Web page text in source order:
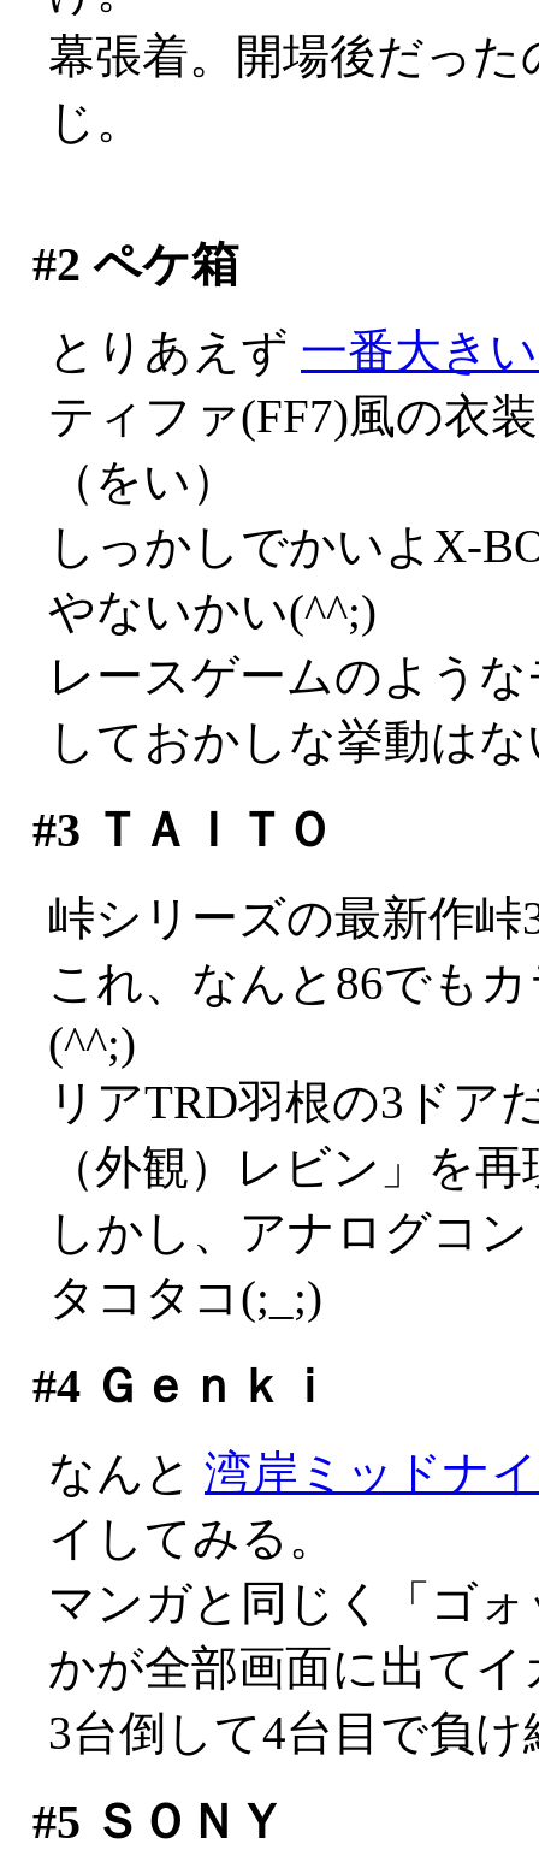
幕張着。開場後だっ
じ。
#2 ペケ箱
とりあえず 一番大き
ティファ(FF7)風の衣
（をい）
しっかしでかいよX-
やないかい(^^;)
レースゲームのよう
しておかしな挙動は
#3 ＴＡＩＴＯ
峠シリーズの最新作峠
これ、なんと86でも
(^^;)
リアTRD羽根の3ドア
（外観）レビン」を再
しかし、アナログコ
タコタコ(;_;)
#4Ｇｅｎｋｉ
なんと 湾岸ミッドナ
イしてみる。
マンガと同じく「ゴ
かが全部画面に出てイ
3台倒して4台目で負
#5 ＳＯＮＹ